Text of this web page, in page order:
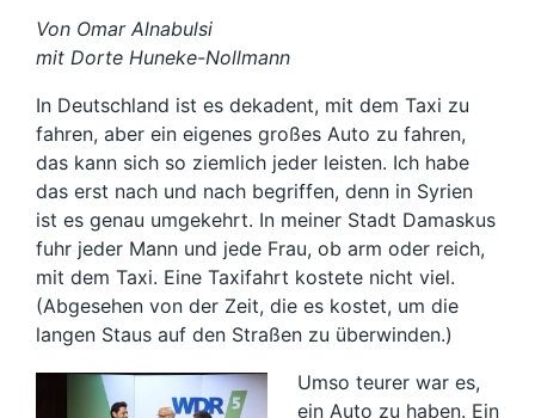
Von Omar Alnabulsi
mit Dorte Huneke-Nollmann
In Deutschland ist es dekadent, mit dem Taxi zu
fahren, aber ein eigenes großes Auto zu fahren,
das kann sich so ziemlich jeder leisten. Ich habe
das erst nach und nach begriffen, denn in Syrien
ist es genau umgekehrt. In meiner Stadt Damaskus
fuhr jeder Mann und jede Frau, ob arm oder reich,
mit dem Taxi. Eine Taxifahrt kostete nicht viel.
(Abgesehen von der Zeit, die es kostet, um die
langen Staus auf den Straßen zu überwinden.)
Umso teurer war es,
ein Auto zu haben. Ein